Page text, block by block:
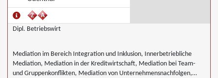
Dipl. Betriebswirt
Mediation im Bereich Integration und Inklusion, Innerbetriebliche
Mediation, Mediation in der Kreditwirtschaft, Mediation bei Team-
und Gruppenkonflikten, Mediation von Unternehmensnachfolgen,